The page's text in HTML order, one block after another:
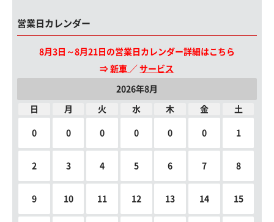
営業日カレンダー
8月3日～8月21日の営業日カレンダー詳細はこちら
⇒新車 ／サービス
2026年8月
日 月 火 水 木 金 土
0 0 0 0 0 0 1
2 3 4 5 6 7 8
9 10 11 12 13 14 15